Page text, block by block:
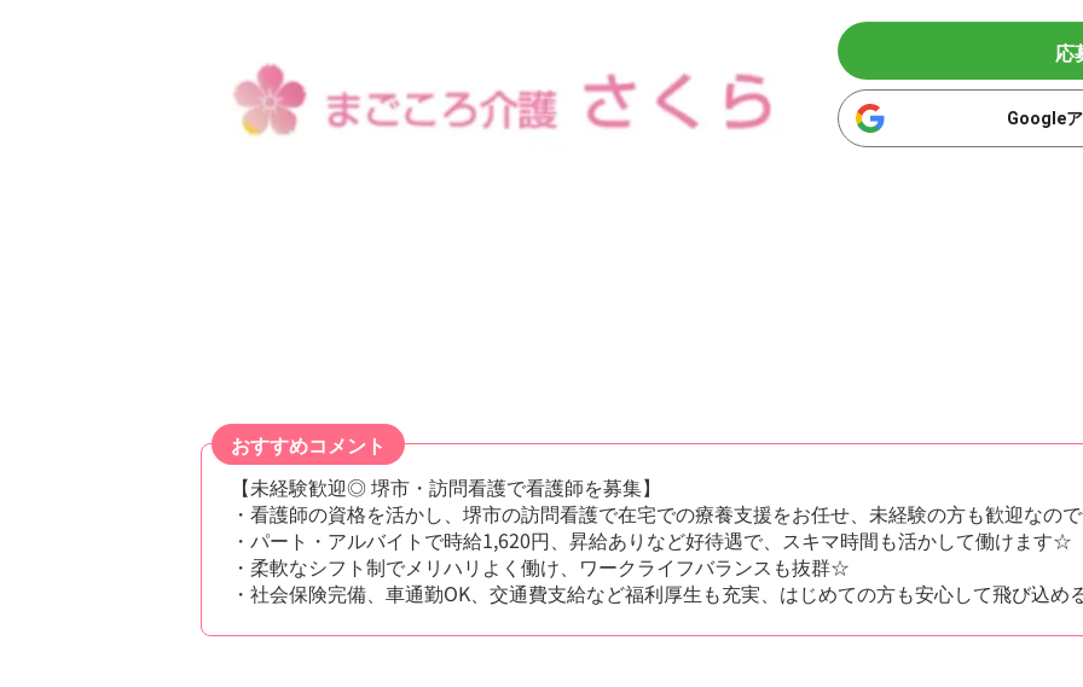
応
Google
おすすめコメント
【未経験歓迎◎ 堺市・訪問看護で看護師を募集】
・看護師の資格を活かし、堺市の訪問看護で在宅での療養支援をお任せ、未経験の方も歓迎なの
・パート・アルバイトで時給1,620円、昇給ありなど好待遇で、スキマ時間も活かして働けます☆
・柔軟なシフト制でメリハリよく働け、ワークライフバランスも抜群☆
・社会保険完備、車通勤OK、交通費支給など福利厚生も充実、はじめての方も安心して飛び込